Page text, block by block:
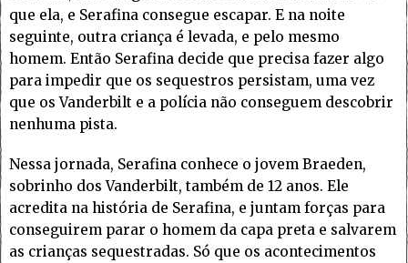
que ela, e Serafina consegue escapar. E na noite
seguinte, outra criança é levada, e pelo mesmo
homem. Então Serafina decide que precisa fazer algo
para impedir que os sequestros persistam, uma vez
que os Vanderbilt e a polícia não conseguem descobrir
nenhuma pista.
Nessa jornada, Serafina conhece o jovem Braeden,
sobrinho dos Vanderbilt, também de 12 anos. Ele
acredita na história de Serafina, e juntam forças para
conseguirem parar o homem da capa preta e salvarem
as crianças sequestradas. Só que os acontecimentos